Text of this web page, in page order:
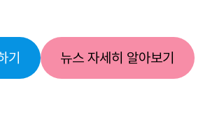
기 뉴스 자세히 알아보기